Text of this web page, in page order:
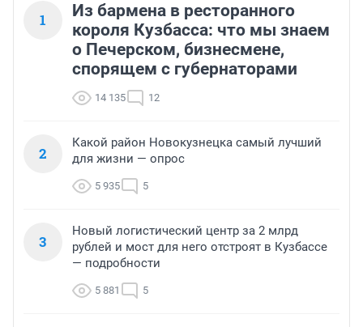
1
Из бармена в ресторанного
короля Кузбасса: что мы знаем
о Печерском, бизнесмене,
спорящем с губернаторами
14 135 12
2
Какой район Новокузнецка самый лучший
для жизни — опрос
5 935 5
3
Новый логистический центр за 2 млрд
рублей и мост для него отстроят в Кузбассе
— подробности
5 881 5